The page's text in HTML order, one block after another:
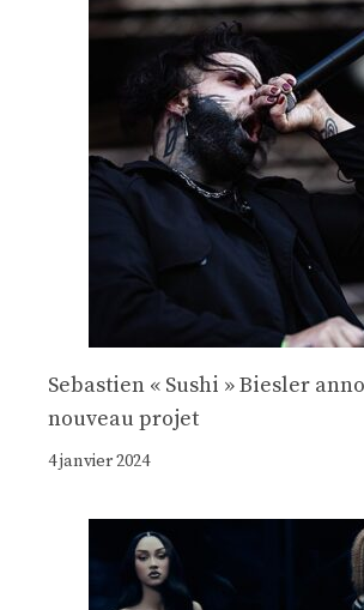
Sebastien « Sushi » Biesler
nouveau projet
4 janvier 2024